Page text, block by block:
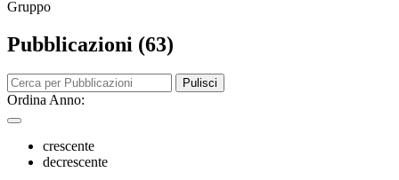
Gruppo
Pubblicazioni (63)
Pulisci
Ordina Anno:
crescente
decrescente